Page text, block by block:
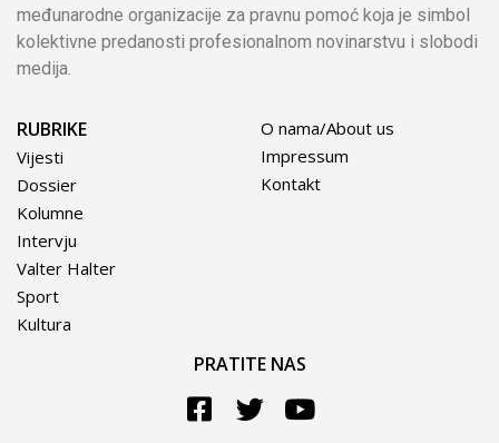
međunarodne organizacije za pravnu pomoć koja je simbol
kolektivne predanosti profesionalnom novinarstvu i slobodi
medija.
RUBRIKE
Vijesti
Dossier
Kolumne
Intervju
Valter Halter
Sport
Kultura
O nama/About us
Impressum
Kontakt
PRATITE NAS